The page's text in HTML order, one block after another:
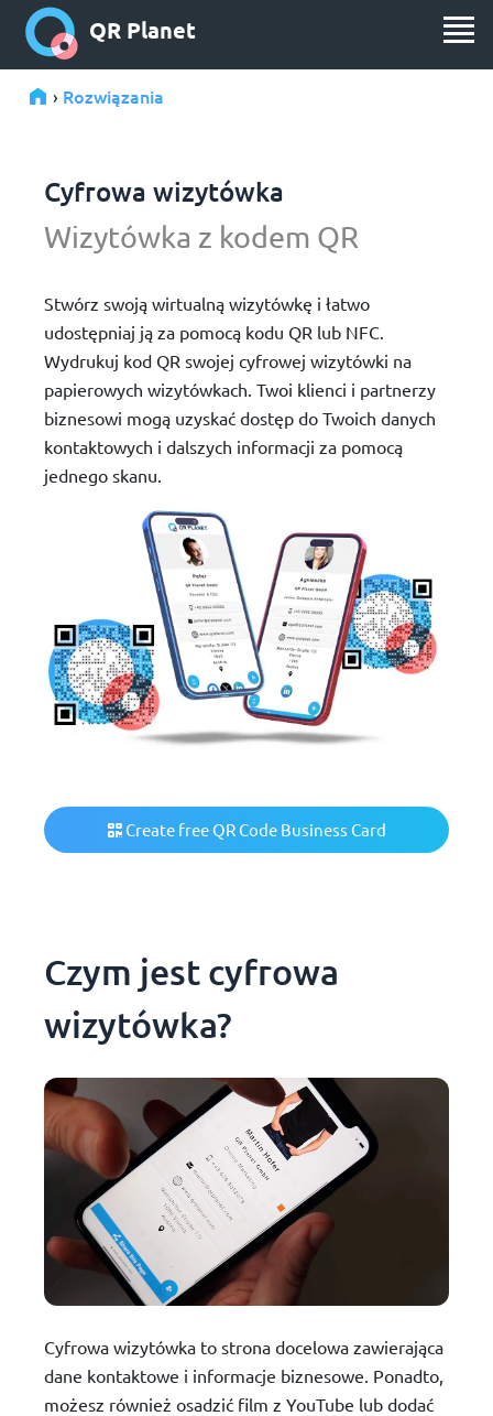
QR Planet
› Rozwiązania
Cyfrowa wizytówka
Wizytówka z kodem QR
Stwórz swoją wirtualną wizytówkę i łatwo
udostępniaj ją za pomocą kodu QR lub NFC.
Wydrukuj kod QR swojej cyfrowej wizytówki na
papierowych wizytówkach. Twoi klienci i partnerzy
biznesowi mogą uzyskać dostęp do Twoich danych
kontaktowych i dalszych informacji za pomocą
jednego skanu.
Create free QR Code Business Card
Czym jest cyfrowa
wizytówka?
Cyfrowa wizytówka to strona docelowa zawierająca
dane kontaktowe i informacje biznesowe. Ponadto,
możesz również osadzić film z YouTube lub dodać